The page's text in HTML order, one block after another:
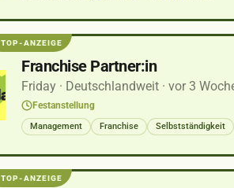
TOP-ANZEIGE
Franchise Partner:in
Friday · Deutschlandweit · vor 3
Festanstellung
Management Franchise Selbstständigkeit
TOP-ANZEIGE